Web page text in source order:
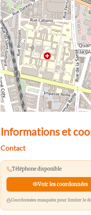
Informations et
Contact
Téléphone disponible
Voir les coordonnées
Coordonnées masquées pour limiter le